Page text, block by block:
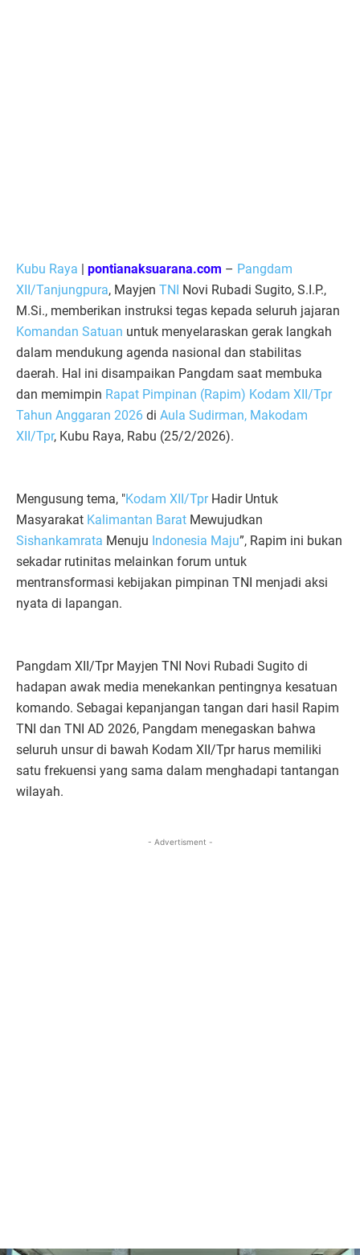
Kubu Raya | pontianaksuarana.com – Pangdam
XII/Tanjungpura, Mayjen TNI Novi Rubadi Sugito, S.I.P.,
M.Si., memberikan instruksi tegas kepada seluruh jajaran
Komandan Satuan untuk menyelaraskan gerak langkah
dalam mendukung agenda nasional dan stabilitas
daerah. Hal ini disampaikan Pangdam saat membuka
dan memimpin Rapat Pimpinan (Rapim) Kodam XII/Tpr
Tahun Anggaran 2026 di Aula Sudirman, Makodam
XII/Tpr, Kubu Raya, Rabu (25/2/2026).
​Mengusung tema, "Kodam XII/TprHadir Untuk
Masyarakat Kalimantan Barat Mewujudkan
Sishankamrata Menuju Indonesia Maju”, Rapim ini bukan
sekadar rutinitas melainkan forum untuk
mentransformasi kebijakan pimpinan TNI menjadi aksi
nyata di lapangan.
​Pangdam XII/Tpr Mayjen TNI Novi Rubadi Sugito di
hadapan awak media menekankan pentingnya kesatuan
komando. Sebagai kepanjangan tangan dari hasil Rapim
TNI dan TNI AD 2026, Pangdam menegaskan bahwa
seluruh unsur di bawah Kodam XII/Tpr harus memiliki
satu frekuensi yang sama dalam menghadapi tantangan
wilayah.
- Advertisment -